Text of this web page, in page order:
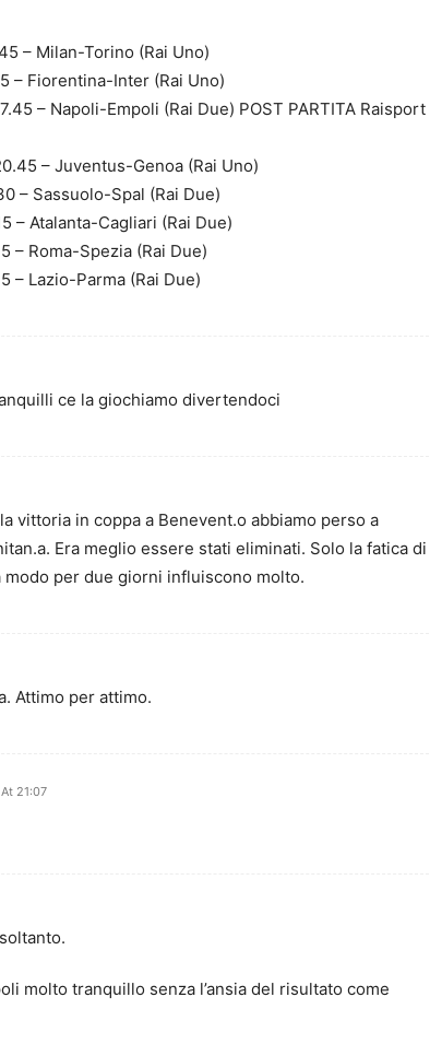
– Milan-Torino (Rai Uno)
– Fiorentina-Inter (Rai Uno)
– Napoli-Empoli (Rai Due) POST PARTITA Raisport
– Juventus-Genoa (Rai Uno)
– Sassuolo-Spal (Rai Due)
– Atalanta-Cagliari (Rai Due)
– Roma-Spezia (Rai Due)
– Lazio-Parma (Rai Due)
ce la giochiamo divertendoci
vittoria in coppa a Benevent.o abbiamo perso a
Era meglio essere stati eliminati. Solo la fatica di
modo per due giorni influiscono molto.
Attimo per attimo.
21:07
molto tranquillo senza l’ansia del risultato come